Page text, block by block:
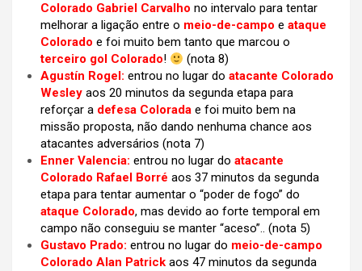
Colorado Gabriel Carvalho no intervalo para tentar
melhorar a ligação entre o meio-de-campo e ataque
Colorado e foi muito bem tanto que marcou o
terceiro gol Colorado!
(nota 8)
Agustín Rogel: entrou no lugar do atacante Colorado
Wesley aos 20 minutos da segunda etapa para
reforçar a defesa Colorada e foi muito bem na
missão proposta, não dando nenhuma chance aos
atacantes adversários (nota 7)
Enner Valencia: entrou no lugar do atacante
Colorado Rafael Borré aos 37 minutos da segunda
etapa para tentar aumentar o “poder de fogo” do
ataque Colorado, mas devido ao forte temporal em
campo não conseguiu se manter “aceso”.. (nota 5)
Gustavo Prado: entrou no lugar do meio-de-campo
Colorado Alan Patrick aos 47 minutos da segunda